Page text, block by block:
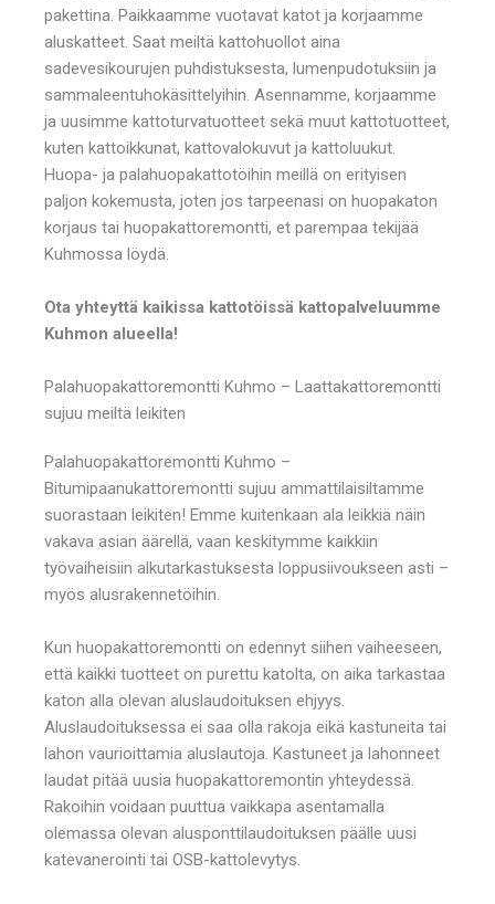
pakettina. Paikkaamme vuotavat katot ja korjaamme
aluskatteet. Saat meiltä kattohuollot aina
sadevesikourujen puhdistuksesta, lumenpudotuksiin ja
sammaleentuhokäsittelyihin. Asennamme, korjaamme
ja uusimme kattoturvatuotteet sekä muut kattotuotteet,
kuten kattoikkunat, kattovalokuvut ja kattoluukut.
Huopa- ja palahuopakattotöihin meillä on erityisen
paljon kokemusta, joten jos tarpeenasi on huopakaton
korjaus tai huopakattoremontti, et parempaa tekijää
Kuhmossa löydä.
Ota yhteyttä kaikissa kattotöissä kattopalveluumme
Kuhmon alueella!
Palahuopakattoremontti Kuhmo – Laattakattoremontti
sujuu meiltä leikiten
Palahuopakattoremontti Kuhmo –
Bitumipaanukattoremontti sujuu ammattilaisiltamme
suorastaan leikiten! Emme kuitenkaan ala leikkiä näin
vakava asian äärellä, vaan keskitymme kaikkiin
työvaiheisiin alkutarkastuksesta loppusiivoukseen asti –
myös alusrakennetöihin.
Kun huopakattoremontti on edennyt siihen vaiheeseen,
että kaikki tuotteet on purettu katolta, on aika tarkastaa
katon alla olevan aluslaudoituksen ehjyys.
Aluslaudoituksessa ei saa olla rakoja eikä kastuneita tai
lahon vaurioittamia aluslautoja. Kastuneet ja lahonneet
laudat pitää uusia huopakattoremontin yhteydessä.
Rakoihin voidaan puuttua vaikkapa asentamalla
olemassa olevan alusponttilaudoituksen päälle uusi
katevanerointi tai OSB-kattolevytys.